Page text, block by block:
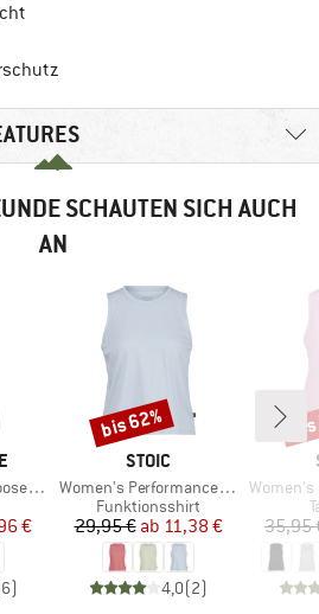
die Zahlungs-Infos hier! Öffnet
SCHAUTEN SICH AUCH
AN
Top
Preis
€
6)
MARKE
STOIC
Artikel
Women's PerformanceMerino BorgholmSt. Tank
Produktgruppe
Funktionsshirt
Preis
29,95 € reduzierter Preis
ab 11,38 €
4,0(2)
Rabatt
bis 62%
Artikel
Women's
35,95